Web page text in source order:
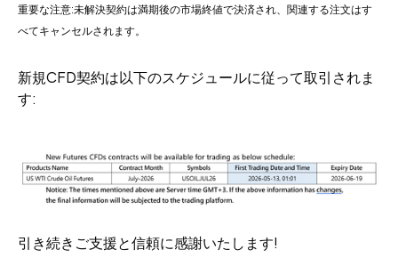
重要な注意:未解決契約は満期後の市場終値で決済され、関連する注文はす
べてキャンセルされます。
新規CFD契約は以下のスケジュールに従って取引されま
す:
引き続きご支援と信頼に感謝いたします!